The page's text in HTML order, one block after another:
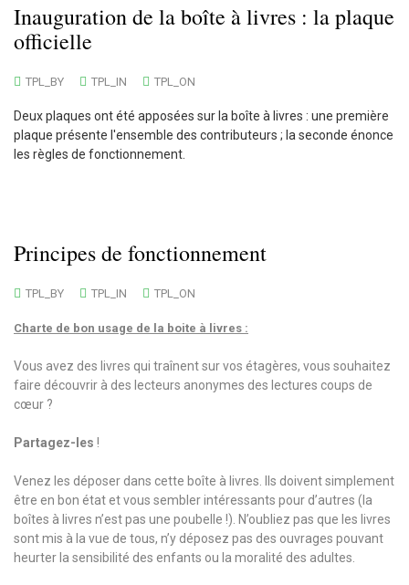
Inauguration de la boîte à livres : la plaque
officielle
TPL_BY TPL_IN TPL_ON
Deux plaques ont été apposées sur la boîte à livres : une première
plaque présente l'ensemble des contributeurs ; la seconde énonce
les règles de fonctionnement.
Principes de fonctionnement
TPL_BY TPL_IN TPL_ON
Charte de bon usage de la boite à livres :
Vous avez des livres qui traînent sur vos étagères, vous souhaitez
faire découvrir à des lecteurs anonymes des lectures coups de
cœur ?
Partagez-les !
Venez les déposer dans cette boîte à livres. Ils doivent simplement
être en bon état et vous sembler intéressants pour d’autres (la
boîtes à livres n’est pas une poubelle !). N’oubliez pas que les livres
sont mis à la vue de tous, n’y déposez pas des ouvrages pouvant
heurter la sensibilité des enfants ou la moralité des adultes.